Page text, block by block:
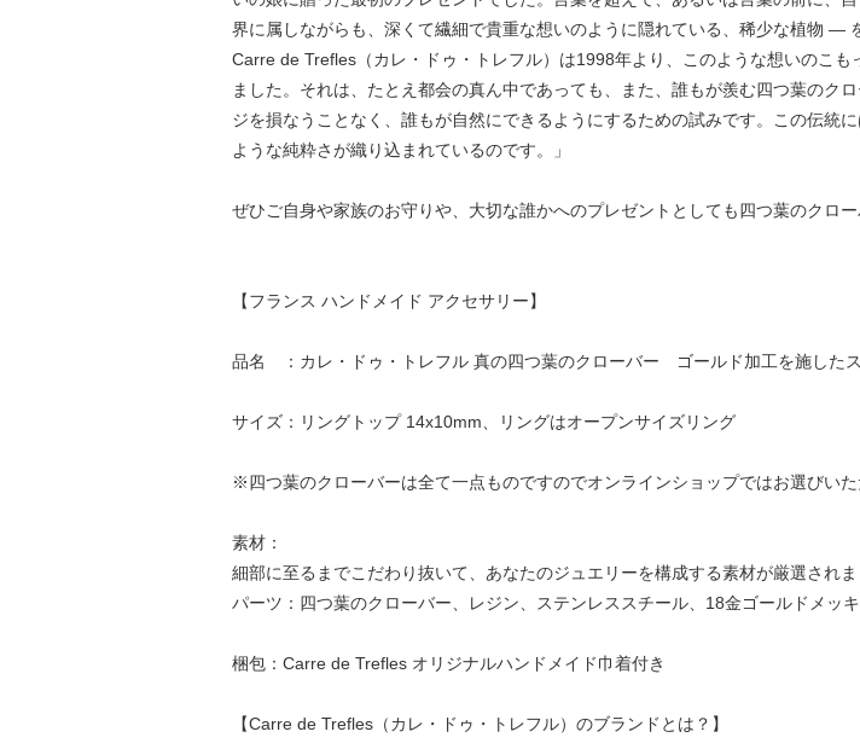
界に属しながらも、深くて繊細で貴重な想いのように隠れている、稀少な植物 ―
Carre de Trefles（カレ・ドゥ・トレフル）は1998年より、このような想いのこ
ました。それは、たとえ都会の真ん中であっても、また、誰もが羨む四つ葉のク
ジを損なうことなく、誰もが自然にできるようにするための試みです。この伝統
ような純粋さが織り込まれているのです。」
ぜひご自身や家族のお守りや、大切な誰かへのプレゼントとしても四つ葉のクロ
【フランス ハンドメイド アクセサリー】
品名 ：カレ・ドゥ・トレフル 真の四つ葉のクローバー ゴールド加工を施したス
サイズ：リングトップ 14x10mm、リングはオープンサイズリング
※四つ葉のクローバーは全て一点ものですのでオンラインショップではお選びいた
素材：
細部に至るまでこだわり抜いて、あなたのジュエリーを構成する素材が厳選されま
パーツ：四つ葉のクローバー、レジン、ステンレススチール、18金ゴールドメッキ
梱包：Carre de Trefles オリジナルハンドメイド巾着付き
【Carre de Trefles（カレ・ドゥ・トレフル）のブランドとは？】